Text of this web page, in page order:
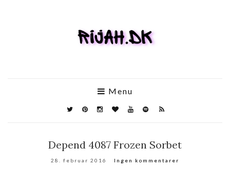
Menu
Depend 4087 Frozen Sorbet
28. februar 2016 Ingen kommentarer